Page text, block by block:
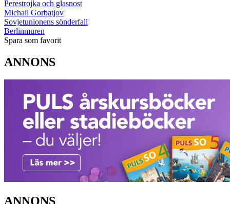
Perestrojka och glasnost
Michail Gorbatjov
Sovjetunionens sönderfall
Berlinmuren
Spara som favorit
ANNONS
ANNONS